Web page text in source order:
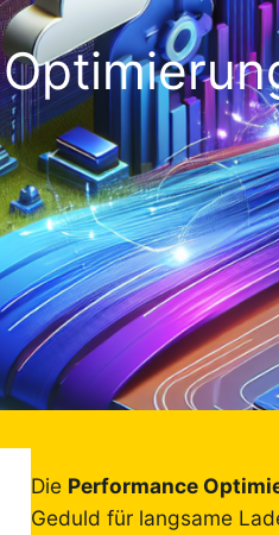
Die Performance
Geduld für langsame